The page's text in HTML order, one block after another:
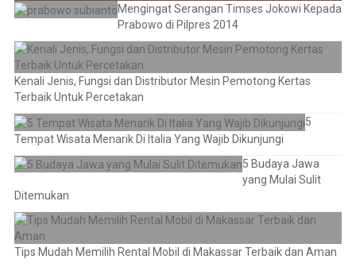
Mengingat Serangan Timses Jokowi Kepada
Prabowo di Pilpres 2014
Kenali Jenis, Fungsi dan Distributor Mesin Pemotong Kertas
Terbaik Untuk Percetakan
5
Tempat Wisata Menarik Di Italia Yang Wajib Dikunjungi
5 Budaya Jawa
yang Mulai Sulit
Ditemukan
Tips Mudah Memilih Rental Mobil di Makassar Terbaik dan Aman